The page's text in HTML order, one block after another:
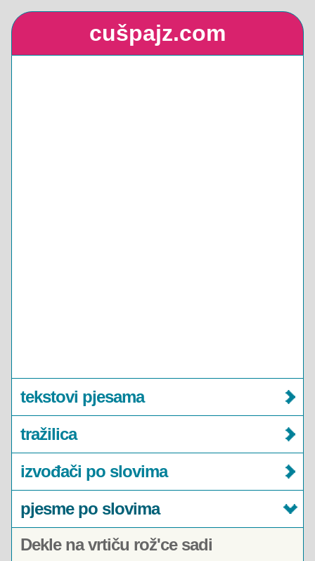
cušpajz.com
tekstovi pjesama
tražilica
izvođači po slovima
pjesme po slovima
Dekle na vrtiču rož'ce sadi